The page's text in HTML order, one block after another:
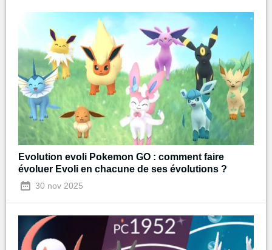
Evolution evoli Pokemon GO : comment faire
évoluer Evoli en chacune de ses évolutions ?
30 nov 2025